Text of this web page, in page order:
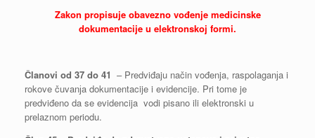
Zakon propisuje obavezno vođenje medicinske
dokumentacije u elektronskoj formi.
Članovi od 37 do 41 – Predviđaju način vođenja, raspolaganјa i
rokove čuvanјa dokumentacije i evidencije. Pri tome je
predviđeno da se evidencija vodi pisano ili elektronski u
prelaznom periodu.